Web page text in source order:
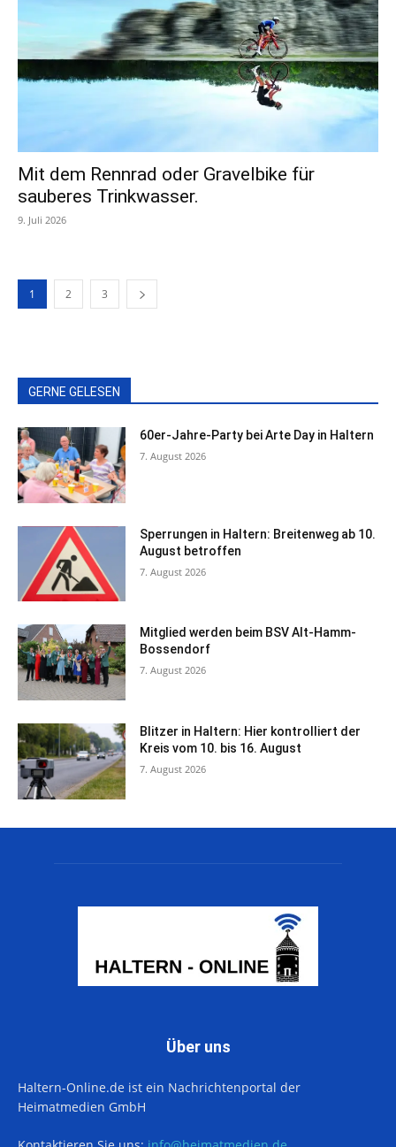
Mit dem Rennrad oder Gravelbike für
sauberes Trinkwasser.
9. Juli 2026
1 2 3
GERNE GELESEN
60er-Jahre-Party bei Arte Day in Haltern
7. August 2026
Sperrungen in Haltern: Breitenweg ab 10.
August betroffen
7. August 2026
Mitglied werden beim BSV Alt-Hamm-
Bossendorf
7. August 2026
Blitzer in Haltern: Hier kontrolliert der
Kreis vom 10. bis 16. August
7. August 2026
Über uns
Haltern-Online.de ist ein Nachrichtenportal der
Heimatmedien GmbH